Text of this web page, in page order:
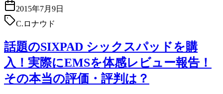
2015年7月9日
C.ロナウド
話題のSIXPAD シックスパッドを購
入！実際にEMSを体感レビュー報告！
その本当の評価・評判は？